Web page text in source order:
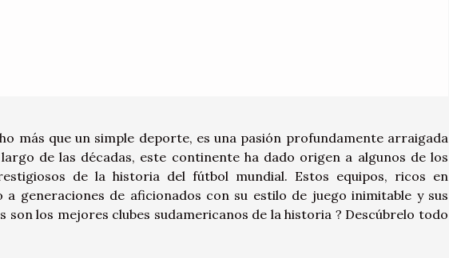
más que un simple deporte, es una pasión profundamente arraigada
de las décadas, este continente ha dado origen a algunos de los
de la historia del fútbol mundial. Estos equipos, ricos en
generaciones de aficionados con su estilo de juego inimitable y sus
son los mejores clubes sudamericanos de la historia ? Descúbrelo todo